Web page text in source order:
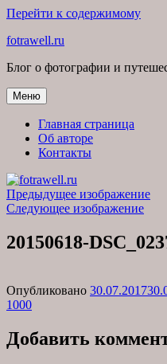
Перейти к содержимому
fotrawell.ru
Блог о фотографии и
Меню
Главная страница
Об авторе
Контакты
Предыдущее изображение
Следующее изображение
20150618-
Опубликовано 30.07.2017
1000
Добавить